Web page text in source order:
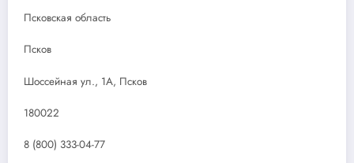
Псковская область
Псков
Шоссейная ул., 1А, Псков
180022
8 (800) 333-04-77